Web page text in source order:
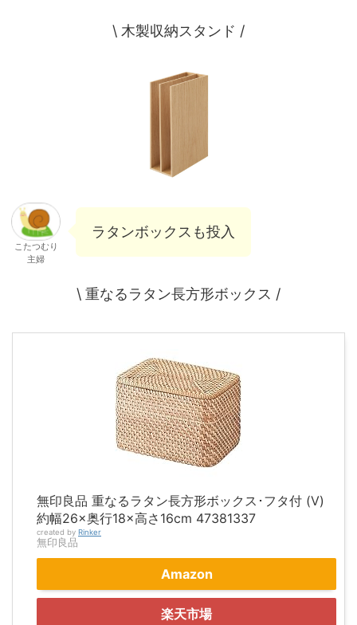
\ 木製収納スタンド /
こたつむり
主婦
ラタンボックスも投入
\ 重なるラタン長方形ボックス /
無印良品 重なるラタン長方形ボックス･フタ付 (V)
約幅26×奥行18×高さ16cm 47381337
created by Rinker
無印良品
Amazon
楽天市場